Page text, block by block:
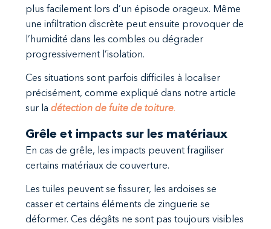
plus facilement lors d’un épisode orageux. Même
une infiltration discrète peut ensuite provoquer de
l’humidité dans les combles ou dégrader
progressivement l’isolation.
Ces situations sont parfois difficiles à localiser
précisément, comme expliqué dans notre article
sur la détection de fuite de toiture.
Grêle et impacts sur les matériaux
En cas de grêle, les impacts peuvent fragiliser
certains matériaux de couverture.
Les tuiles peuvent se fissurer, les ardoises se
casser et certains éléments de zinguerie se
déformer. Ces dégâts ne sont pas toujours visibles